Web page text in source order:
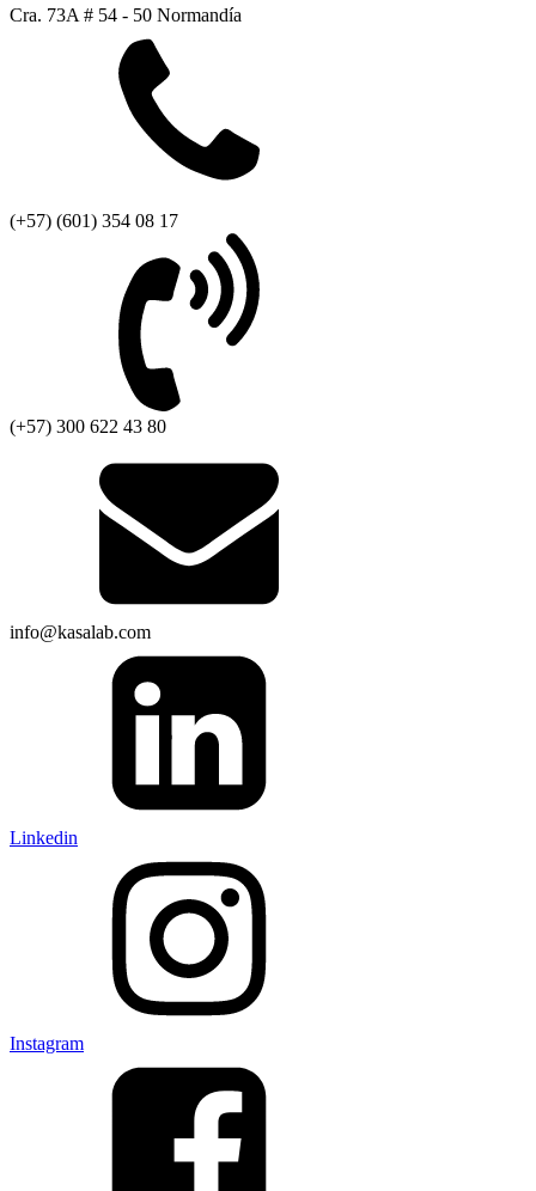
Cra. 73A # 54 - 50 Normandía
(+57) (601) 354 08 17
(+57) 300 622 43 80
info@kasalab.com
Linkedin
Instagram